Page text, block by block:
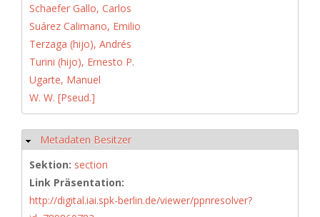
Schaefer Gallo, Carlos
Suárez Calimano, Emilio
Terzaga (hijo), Andrés
Turini (hijo), Ernesto P.
Ugarte, Manuel
W. W. [Pseud.]
Ausblenden
Metadaten Besitzer
Sektion: section
Link Präsentation:
http://digital.iai.spk-berlin.de/viewer/ppnresolver?